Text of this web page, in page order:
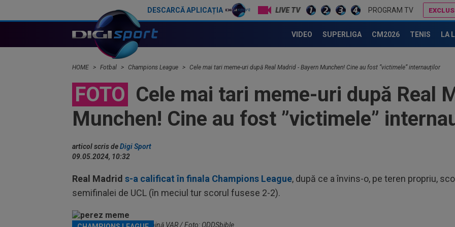
DESCARCĂ APLICAȚIA LIVE TV PROGRAM TV
VIDEO SUPERLIGA CM2026 TENIS LA
HOME Fotbal Champions League Cele mai tari meme-uri după Real Madrid - Bayern Munchen! Cine au fost ”victimele” internauților
FOTO Cele mai tari meme-uri după Real
Munchen! Cine au fost ”victimele”
articol scris deDigi Sport
09.05.2024, 10:32
Real Madrid s-a calificat în finala Champions League, după ce a învins-o, pe teren propriu,
semifinalei de UCL (în meciul tur scorul fusese 2-2).
Florentino Perez, într-o cabină VAR / Foto: ODDSbible